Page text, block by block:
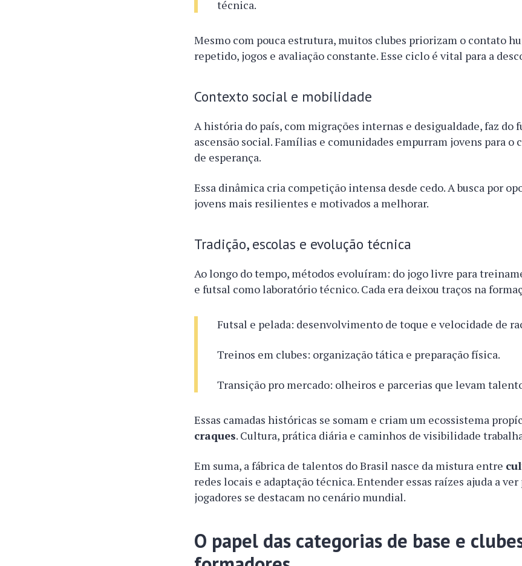
técnica.
Mesmo com pouca estrutura, muitos clubes priorizam o contato
repetido, jogos e avaliação constante. Esse ciclo é vital para a
Contexto social e mobilidade
A história do país, com migrações internas e desigualdade, faz do
ascensão social. Famílias e comunidades empurram jovens para o
de esperança.
Essa dinâmica cria competição intensa desde cedo. A busca por
jovens mais resilientes e motivados a melhorar.
Tradição, escolas e evolução técnica
Ao longo do tempo, métodos evoluíram: do jogo livre para
e futsal como laboratório técnico. Cada era deixou traços na
Futsal e pelada: desenvolvimento de toque e velocidade de
Treinos em clubes: organização tática e preparação física.
Transição pro mercado: olheiros e parcerias que levam
Essas camadas históricas se somam e criam um ecossistema
craques. Cultura, prática diária e caminhos de visibilidade
Em suma, a fábrica de talentos do Brasil nasce da mistura entre
redes locais e adaptação técnica. Entender essas raízes ajuda a
jogadores se destacam no cenário mundial.
O papel das categorias de base e